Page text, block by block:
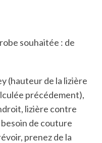
souhaitée : de
(hauteur de la lizière
précédement),
lizière contre
besoin de couture
prenez de la